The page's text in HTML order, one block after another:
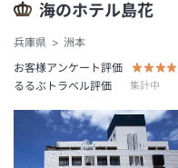
海のホテル島花
兵庫県
洲本
お客様アンケート評価
るるぶトラベル評価
集計中